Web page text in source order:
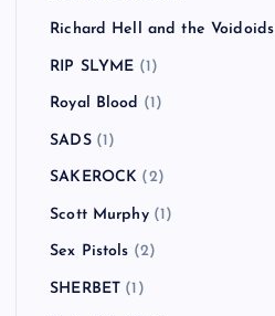
Richard Hell and the Voidoids
RIP SLYME (1)
Royal Blood (1)
SADS(1)
SAKEROCK (2)
Scott Murphy(1)
Sex Pistols (2)
SHERBET (1)